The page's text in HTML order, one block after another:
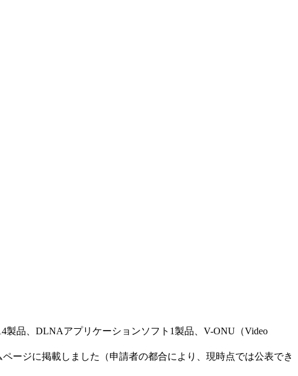
製品、DLNAアプリケーションソフト1製品、V-ONU（Video
ージに掲載しました（申請者の都合により、現時点では公表でき